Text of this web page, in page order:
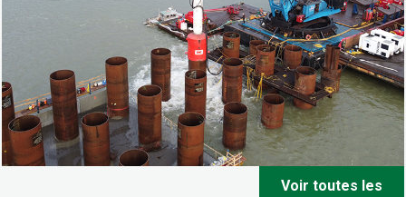
Voir toutes les